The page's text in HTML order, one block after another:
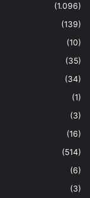
(1.096)
(139)
(10)
(35)
(34)
(1)
(3)
(16)
(514)
(6)
(3)